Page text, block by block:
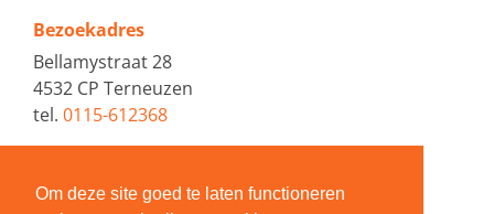
Om deze site goed te laten functioneren
Bezoekadres
Bellamystraat 28
4532 CP Terneuzen
tel. 0115-612368
Postbus 172